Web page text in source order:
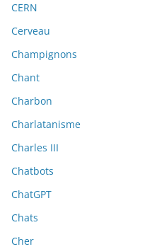
CERN
Cerveau
Champignons
Chant
Charbon
Charlatanisme
Charles III
Chatbots
ChatGPT
Chats
Cher